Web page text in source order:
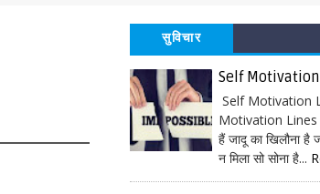
सुविचार
Self
Self Motivation
Motivation Lines
हैं जादू का खिलौना है
न मिला सो सोना है...